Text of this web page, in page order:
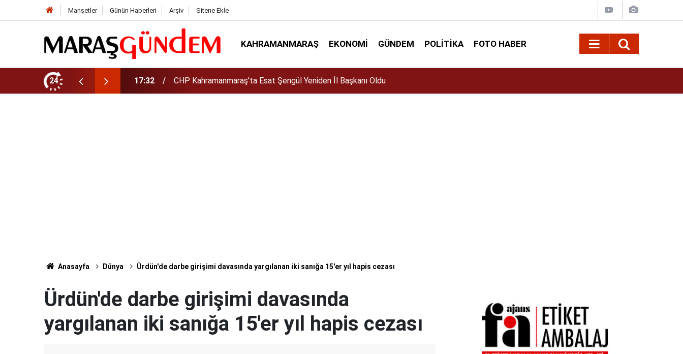
Manşetler Günün Haberleri Arşiv Sitene Ekle
KAHRAMANMARAŞ EKONOMI GÜNDEM POLITIKA FOTO HABER
24 17:08 Altın daha yükselir mi? Altın almalı mı? Satmalı mı? Uzmanlar ne diyor?
Anasayfa Dünya Ürdün'de darbe girişimi davasında yargılanan iki sanığa 15'er yıl hapis cezası
Ürdün'de darbe girişimi davasında
yargılanan iki sanığa 15'er yıl hapis cezası